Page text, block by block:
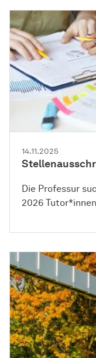
14.11.2025
Die Professur
2026